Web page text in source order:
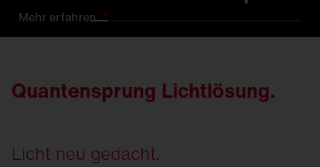
Mehr erfahren
Mehr erfahren.
Mehr erfahren
Mehr erfahren
Mehr erfahren
Mehr erfahren
Mehr erfahren
Mehr erfahren
Mehr erfahren.
Mehr erfahren
Mehr erfahren
Quantensprung Lichtlösung.
Licht neu gedacht.